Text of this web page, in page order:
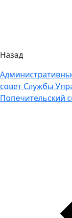
Назад
совет Службы
Попечительский